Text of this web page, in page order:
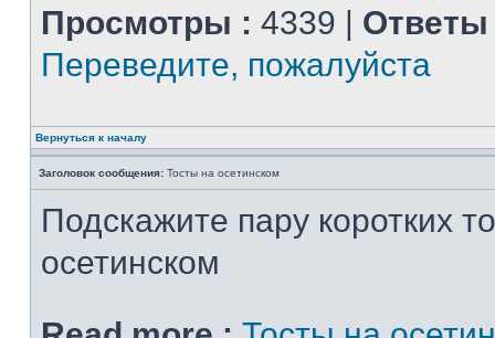
Просмотры : 4339 | Ответы
Переведите, пожалуйста
Вернуться к началу
Заголовок сообщения: Тосты на осетинском
Подскажите пару коротких
осетинском